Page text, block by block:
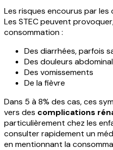
Les risques encourus par
Les STEC peuvent
consommation :
Des diarrhées, parfois
Des douleurs
Des vomissements
De la fièvre
Dans 5 à 8% des cas, ces
vers des complications
particulièrement chez les
consulter rapidement un
en mentionnant la